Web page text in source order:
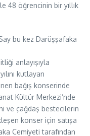
48 öğrencinin bir yıllık
bu kez Darüşşafaka
anlayışıyla
kutlayan
bağış konserinde
Kültür Merkezi’nde
ve çağdaş bestecilerin
konser için satışa
Cemiyeti tarafından